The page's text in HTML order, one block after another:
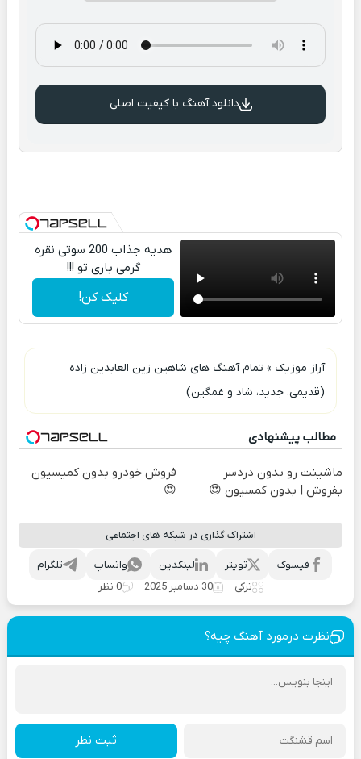
دانلود آهنگ با کیفیت اصلی
هدیه جذاب 200 سوتی نقره
گرمی باری تو !!!
کلیک کن!
آراز موزیک » تمام آهنگ های شاهین زین العابدین زاده
(قدیمی، جدید، شاد و غمگین)
مطالب پیشنهادی
ماشینت رو بدون دردسر
بفروش | بدون کمسیون 😍
فروش خودرو بدون کمیسیون
😍
اشتراک گذاری در شبکه های اجتماعی
تلگرام واتساپ لینکدین تویتر
فیسوک
ترکی
30 دسامبر 2025 0 نظر
نظرت درمورد آهنگ چیه؟
ثبت نظر